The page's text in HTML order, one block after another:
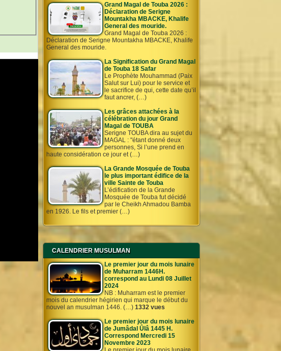
Grand Magal de Touba 2026 :
Déclaration de Serigne
Mountakha MBACKE, Khalife
General des mouride.
Grand Magal de Touba 2026 :
Déclaration de Serigne Mountakha MBACKE, Khalife
General des mouride.
La Signification du Grand Magal
de Touba 18 Safar
Le Prophète Mouhammad (Paix
Salut sur Lui) pour le service et
le sacrifice de qui, cette date qu’il
faut ancrer, (…)
Les grâces attachées à la
célébration du jour Grand
Magal de TOUBA
Serigne TOUBA dira au sujet du
MAGAL : "étant donné deux
personnes, Si l’une prend en
haute considération ce jour et (…)
La Grande Mosquée de Touba
le plus important édifice de la
ville Sainte de Touba
L’édification de la Grande
Mosquée de Touba fut décidé
par le Cheikh Ahmadou Bamba
en 1926. Le fils et premier (…)
CALENDRIER MUSULMAN
Le premier jour du mois lunaire
de Muharram 1446H.
correspond au Lundi 08 Juillet
2024
NB : Muharram est le premier
mois du calendrier hégirien qui marque le début du
nouvel an musulman 1446. (…) 1332 vues
Le premier jour du mois lunaire
de Jumâdal Ûlâ 1445 H.
Correspond Mercredi 15
Novembre 2023